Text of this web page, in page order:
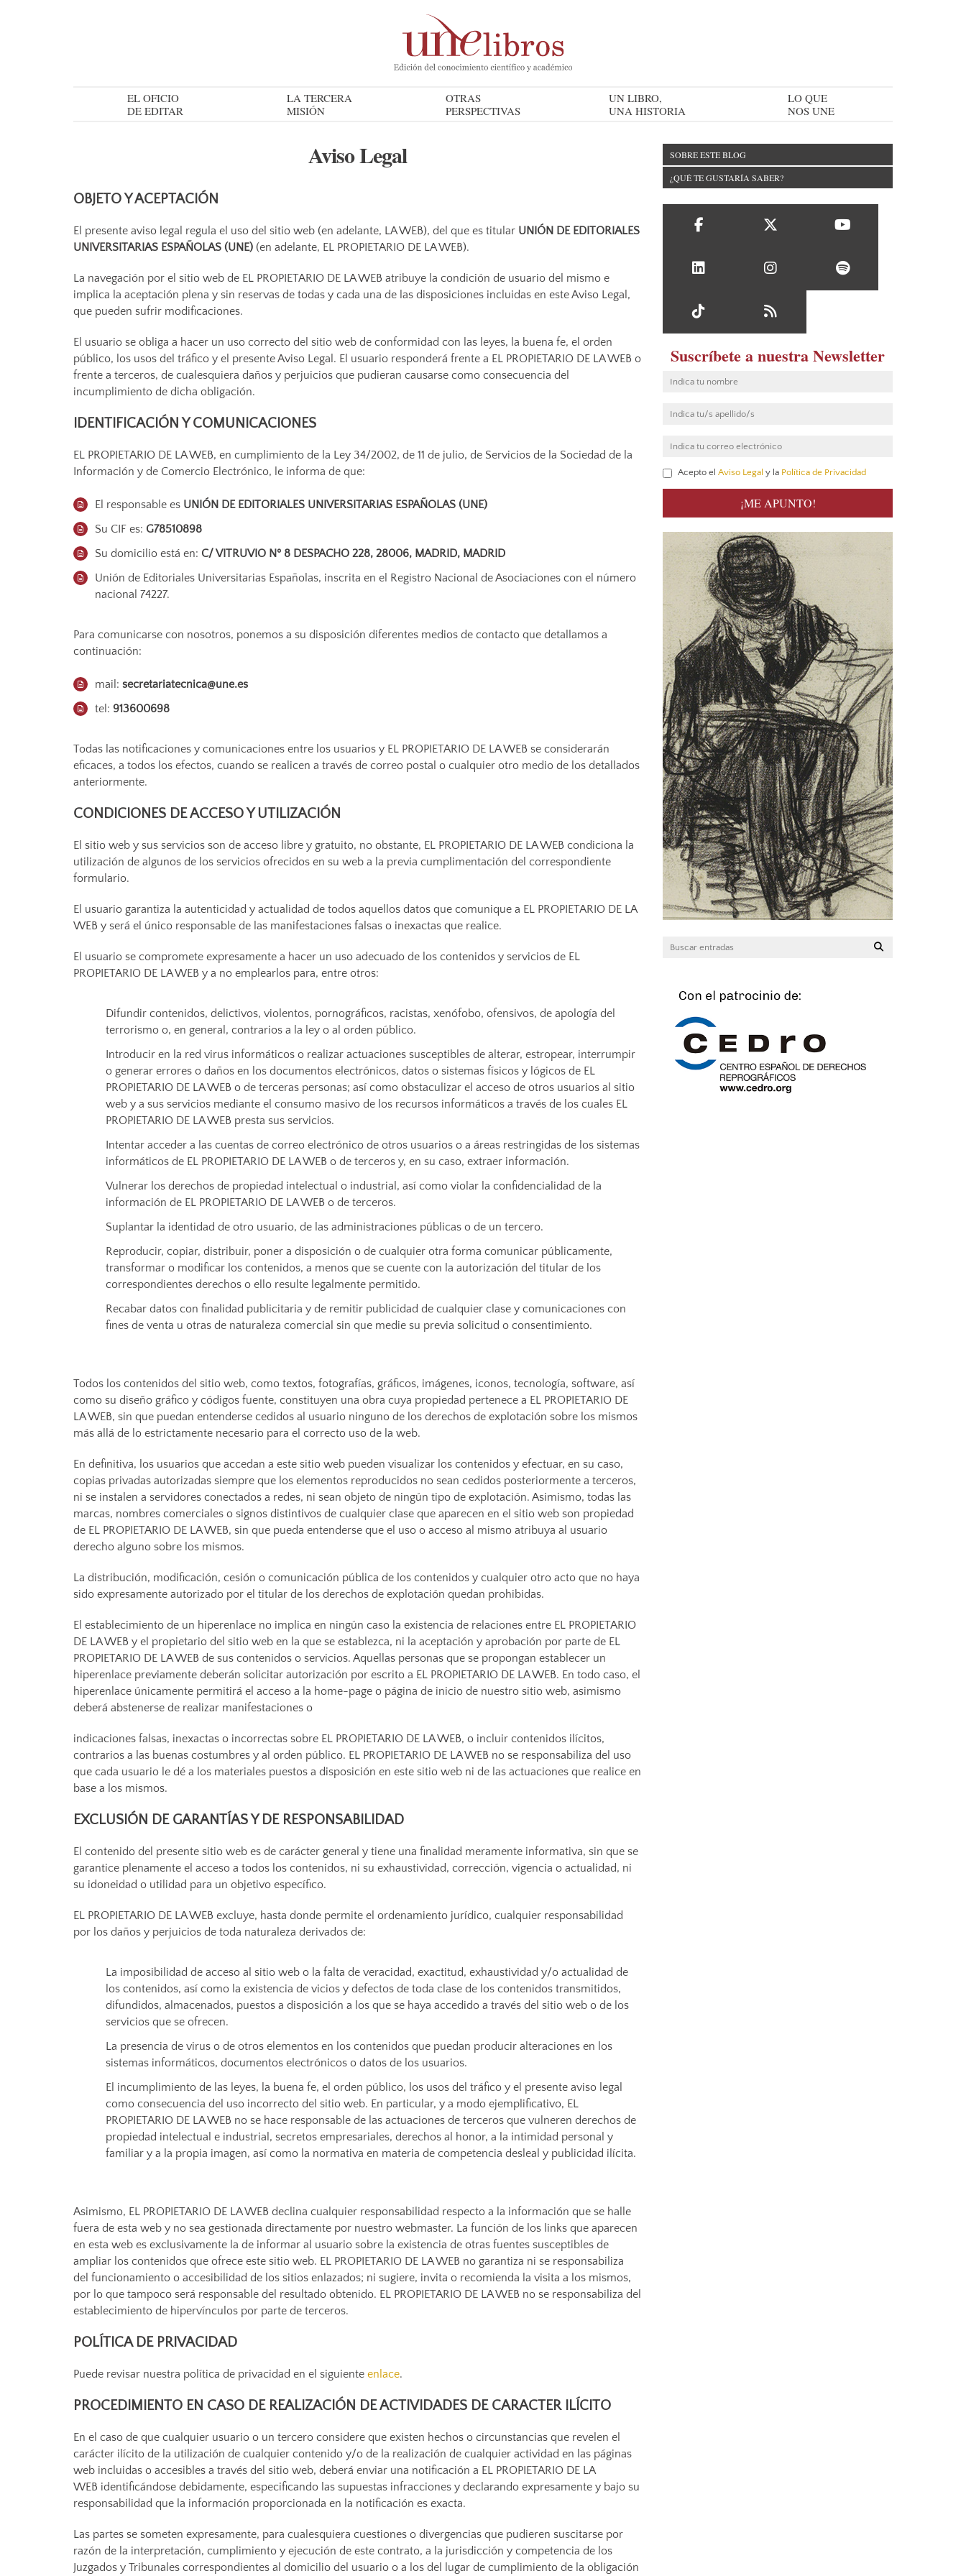
EL OFICIO
DE EDITAR
LA TERCERA
MISIÓN
OTRAS
PERSPECTIVAS
UN LIBRO,
UNA HISTORIA
LO QUE
NOS UNE
Aviso Legal
OBJETO Y ACEPTACIÓN
El presente aviso legal regula el uso del sitio web (en adelante, LA WEB), del que es titular UNIÓN DE EDITORIALES
UNIVERSITARIAS ESPAÑOLAS (UNE) (en adelante, EL PROPIETARIO DE LA WEB).
La navegación por el sitio web de EL PROPIETARIO DE LA WEB atribuye la condición de usuario del mismo e
implica la aceptación plena y sin reservas de todas y cada una de las disposiciones incluidas en este Aviso Legal,
que pueden sufrir modificaciones.
El usuario se obliga a hacer un uso correcto del sitio web de conformidad con las leyes, la buena fe, el orden
público, los usos del tráfico y el presente Aviso Legal. El usuario responderá frente a EL PROPIETARIO DE LA WEB o
frente a terceros, de cualesquiera daños y perjuicios que pudieran causarse como consecuencia del
incumplimiento de dicha obligación.
IDENTIFICACIÓN Y COMUNICACIONES
EL PROPIETARIO DE LA WEB, en cumplimiento de la Ley 34/2002, de 11 de julio, de Servicios de la Sociedad de la
Información y de Comercio Electrónico, le informa de que:
El responsable es UNIÓN DE EDITORIALES UNIVERSITARIAS ESPAÑOLAS (UNE)
Su CIF es: G78510898
Su domicilio está en: C/ VITRUVIO Nº 8 DESPACHO 228, 28006, MADRID, MADRID
Unión de Editoriales Universitarias Españolas, inscrita en el Registro Nacional de Asociaciones con el número
nacional 74227.
Para comunicarse con nosotros, ponemos a su disposición diferentes medios de contacto que detallamos a
continuación:
mail: secretariatecnica@une.es
tel: 913600698
Todas las notificaciones y comunicaciones entre los usuarios y EL PROPIETARIO DE LA WEB se considerarán
eficaces, a todos los efectos, cuando se realicen a través de correo postal o cualquier otro medio de los detallados
anteriormente.
CONDICIONES DE ACCESO Y UTILIZACIÓN
El sitio web y sus servicios son de acceso libre y gratuito, no obstante, EL PROPIETARIO DE LA WEB condiciona la
utilización de algunos de los servicios ofrecidos en su web a la previa cumplimentación del correspondiente
formulario.
El usuario garantiza la autenticidad y actualidad de todos aquellos datos que comunique a EL PROPIETARIO DE LA
WEB y será el único responsable de las manifestaciones falsas o inexactas que realice.
El usuario se compromete expresamente a hacer un uso adecuado de los contenidos y servicios de EL
PROPIETARIO DE LA WEB y a no emplearlos para, entre otros:
Difundir contenidos, delictivos, violentos, pornográficos, racistas, xenófobo, ofensivos, de apología del
terrorismo o, en general, contrarios a la ley o al orden público.
Introducir en la red virus informáticos o realizar actuaciones susceptibles de alterar, estropear, interrumpir
o generar errores o daños en los documentos electrónicos, datos o sistemas físicos y lógicos de EL
PROPIETARIO DE LA WEB o de terceras personas; así como obstaculizar el acceso de otros usuarios al sitio
web y a sus servicios mediante el consumo masivo de los recursos informáticos a través de los cuales EL
PROPIETARIO DE LA WEB presta sus servicios.
Intentar acceder a las cuentas de correo electrónico de otros usuarios o a áreas restringidas de los sistemas
informáticos de EL PROPIETARIO DE LA WEB o de terceros y, en su caso, extraer información.
Vulnerar los derechos de propiedad intelectual o industrial, así como violar la confidencialidad de la
información de EL PROPIETARIO DE LA WEB o de terceros.
Suplantar la identidad de otro usuario, de las administraciones públicas o de un tercero.
Reproducir, copiar, distribuir, poner a disposición o de cualquier otra forma comunicar públicamente,
transformar o modificar los contenidos, a menos que se cuente con la autorización del titular de los
correspondientes derechos o ello resulte legalmente permitido.
Recabar datos con finalidad publicitaria y de remitir publicidad de cualquier clase y comunicaciones con
fines de venta u otras de naturaleza comercial sin que medie su previa solicitud o consentimiento.
Todos los contenidos del sitio web, como textos, fotografías, gráficos, imágenes, iconos, tecnología, software, así
como su diseño gráfico y códigos fuente, constituyen una obra cuya propiedad pertenece a EL PROPIETARIO DE
LA WEB, sin que puedan entenderse cedidos al usuario ninguno de los derechos de explotación sobre los mismos
más allá de lo estrictamente necesario para el correcto uso de la web.
En definitiva, los usuarios que accedan a este sitio web pueden visualizar los contenidos y efectuar, en su caso,
copias privadas autorizadas siempre que los elementos reproducidos no sean cedidos posteriormente a terceros,
ni se instalen a servidores conectados a redes, ni sean objeto de ningún tipo de explotación. Asimismo, todas las
marcas, nombres comerciales o signos distintivos de cualquier clase que aparecen en el sitio web son propiedad
de EL PROPIETARIO DE LA WEB, sin que pueda entenderse que el uso o acceso al mismo atribuya al usuario
derecho alguno sobre los mismos.
La distribución, modificación, cesión o comunicación pública de los contenidos y cualquier otro acto que no haya
sido expresamente autorizado por el titular de los derechos de explotación quedan prohibidas.
El establecimiento de un hiperenlace no implica en ningún caso la existencia de relaciones entre EL PROPIETARIO
DE LA WEB y el propietario del sitio web en la que se establezca, ni la aceptación y aprobación por parte de EL
PROPIETARIO DE LA WEB de sus contenidos o servicios. Aquellas personas que se propongan establecer un
hiperenlace previamente deberán solicitar autorización por escrito a EL PROPIETARIO DE LA WEB. En todo caso, el
hiperenlace únicamente permitirá el acceso a la home-page o página de inicio de nuestro sitio web, asimismo
deberá abstenerse de realizar manifestaciones o
indicaciones falsas, inexactas o incorrectas sobre EL PROPIETARIO DE LA WEB, o incluir contenidos ilícitos,
contrarios a las buenas costumbres y al orden público. EL PROPIETARIO DE LA WEB no se responsabiliza del uso
que cada usuario le dé a los materiales puestos a disposición en este sitio web ni de las actuaciones que realice en
base a los mismos.
EXCLUSIÓN DE GARANTÍAS Y DE RESPONSABILIDAD
El contenido del presente sitio web es de carácter general y tiene una finalidad meramente informativa, sin que se
garantice plenamente el acceso a todos los contenidos, ni su exhaustividad, corrección, vigencia o actualidad, ni
su idoneidad o utilidad para un objetivo específico.
EL PROPIETARIO DE LA WEB excluye, hasta donde permite el ordenamiento jurídico, cualquier responsabilidad
por los daños y perjuicios de toda naturaleza derivados de:
La imposibilidad de acceso al sitio web o la falta de veracidad, exactitud, exhaustividad y/o actualidad de
los contenidos, así como la existencia de vicios y defectos de toda clase de los contenidos transmitidos,
difundidos, almacenados, puestos a disposición a los que se haya accedido a través del sitio web o de los
servicios que se ofrecen.
La presencia de virus o de otros elementos en los contenidos que puedan producir alteraciones en los
sistemas informáticos, documentos electrónicos o datos de los usuarios.
El incumplimiento de las leyes, la buena fe, el orden público, los usos del tráfico y el presente aviso legal
como consecuencia del uso incorrecto del sitio web. En particular, y a modo ejemplificativo, EL
PROPIETARIO DE LA WEB no se hace responsable de las actuaciones de terceros que vulneren derechos de
propiedad intelectual e industrial, secretos empresariales, derechos al honor, a la intimidad personal y
familiar y a la propia imagen, así como la normativa en materia de competencia desleal y publicidad ilícita.
Asimismo, EL PROPIETARIO DE LA WEB declina cualquier responsabilidad respecto a la información que se halle
fuera de esta web y no sea gestionada directamente por nuestro webmaster. La función de los links que aparecen
en esta web es exclusivamente la de informar al usuario sobre la existencia de otras fuentes susceptibles de
ampliar los contenidos que ofrece este sitio web. EL PROPIETARIO DE LA WEB no garantiza ni se responsabiliza
del funcionamiento o accesibilidad de los sitios enlazados; ni sugiere, invita o recomienda la visita a los mismos,
por lo que tampoco será responsable del resultado obtenido. EL PROPIETARIO DE LA WEB no se responsabiliza del
establecimiento de hipervínculos por parte de terceros.
POLÍTICA DE PRIVACIDAD
Puede revisar nuestra política de privacidad en el siguiente enlace.
PROCEDIMIENTO EN CASO DE REALIZACIÓN DE ACTIVIDADES DE CARACTER ILÍCITO
En el caso de que cualquier usuario o un tercero considere que existen hechos o circunstancias que revelen el
carácter ilícito de la utilización de cualquier contenido y/o de la realización de cualquier actividad en las páginas
web incluidas o accesibles a través del sitio web, deberá enviar una notificación a EL PROPIETARIO DE LA
WEB identificándose debidamente, especificando las supuestas infracciones y declarando expresamente y bajo su
responsabilidad que la información proporcionada en la notificación es exacta.
Las partes se someten expresamente, para cualesquiera cuestiones o divergencias que pudieren suscitarse por
razón de la interpretación, cumplimiento y ejecución de este contrato, a la jurisdicción y competencia de los
Juzgados y Tribunales correspondientes al domicilio del usuario o a los del lugar de cumplimiento de la obligación
SOBRE ESTE BLOG
¿QUÉ TE GUSTARÍA SABER?
Suscríbete a nuestra Newsletter
Acepto el Aviso Legal y la Política de Privacidad